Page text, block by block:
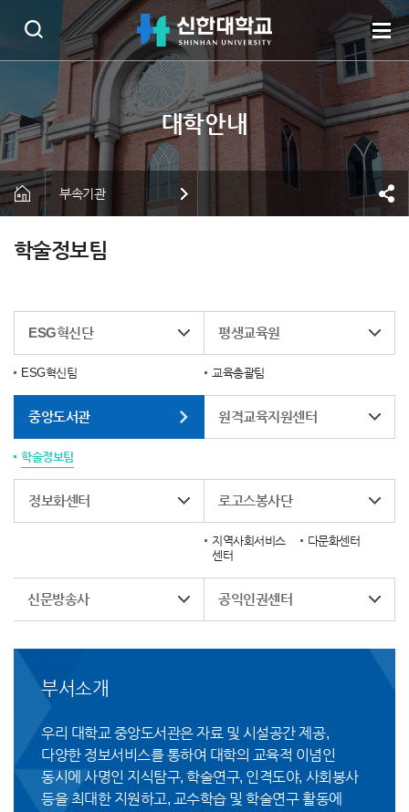
부속기관
학술정보팀
ESG혁신단
ESG혁신팀
평생교육원
교육총괄팀
중앙도서관
학술정보팀
원격교육지원센터
정보화센터 로고스봉사단
지역사회서비스
센터
다문화센터
신문방송사 공익인권센터
부서소개
우리 대학교 중앙도서관은 자료 및 시설공간 제공,
다양한 정보서비스를 통하여 대학의 교육적 이념인
동시에 사명인 지식탐구, 학술연구, 인격도야, 사회봉사
등을 최대한 지원하고, 교수학습 및 학술연구 활동에